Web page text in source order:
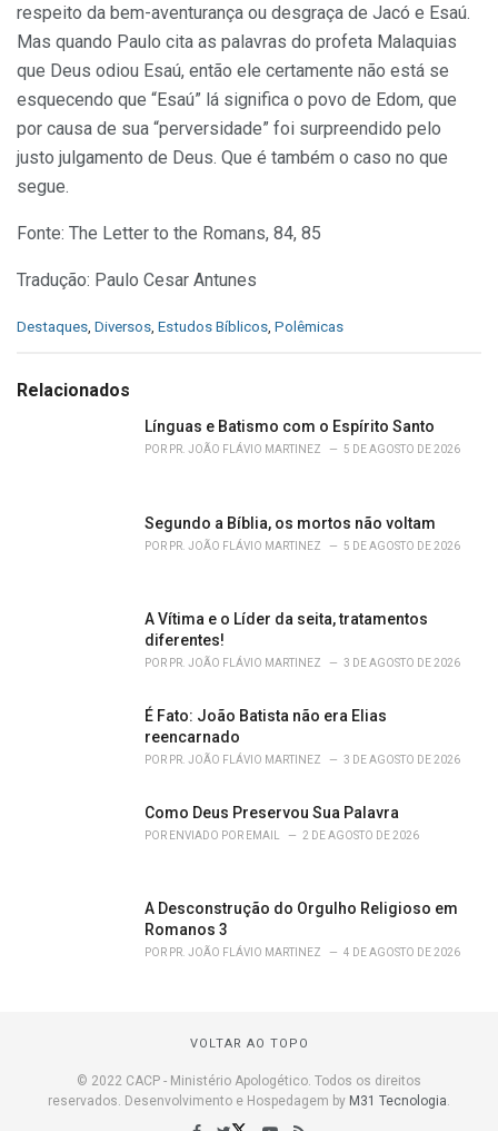
respeito da bem-aventurança ou desgraça de Jacó e Esaú.
Mas quando Paulo cita as palavras do profeta Malaquias
que Deus odiou Esaú, então ele certamente não está se
esquecendo que “Esaú” lá significa o povo de Edom, que
por causa de sua “perversidade” foi surpreendido pelo
justo julgamento de Deus. Que é também o caso no que
segue.
Fonte: The Letter to the Romans, 84, 85
Tradução: Paulo Cesar Antunes
C
e
Destaques Diversos Estudos Bíblicos Polêmicas
Relacionados
Línguas e Batismo com o Espírito Santo
POR PR. JOÃO FLÁVIO MARTINEZ 5 DE AGOSTO DE 2026
Segundo a Bíblia, os mortos não voltam
POR PR. JOÃO FLÁVIO MARTINEZ 5 DE AGOSTO DE 2026
A Vítima e o Líder da seita, tratamentos
diferentes!
POR PR. JOÃO FLÁVIO MARTINEZ 3 DE AGOSTO DE 2026
É Fato: João Batista não era Elias
reencarnado
POR PR. JOÃO FLÁVIO MARTINEZ 3 DE AGOSTO DE 2026
Como Deus Preservou Sua Palavra
POR ENVIADO POR EMAIL 2 DE AGOSTO DE 2026
A Desconstrução do Orgulho Religioso em
Romanos 3
POR PR. JOÃO FLÁVIO MARTINEZ 4 DE AGOSTO DE 2026
VOLTAR AO TOPO
© 2022 CACP - Ministério Apologético. Todos os direitos
reservados. Desenvolvimento e Hospedagem by M31 Tecnologia.